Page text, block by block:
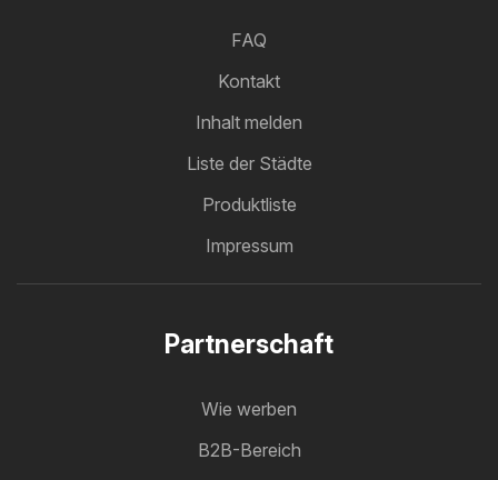
FAQ
Kontakt
Inhalt melden
Liste der Städte
Produktliste
Impressum
Partnerschaft
Wie werben
B2B-Bereich